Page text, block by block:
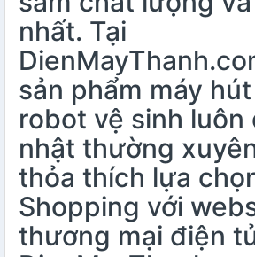
nhất. Tại
sản phẩm máy
robot vệ sinh luôn
nhật thường
thỏa thích lựa
Shopping với
thương mại điện